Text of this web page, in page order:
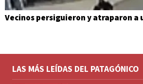
Vecinos persiguieron y atraparon a
LAS MÁS LEÍDAS DEL PATAGÓNICO